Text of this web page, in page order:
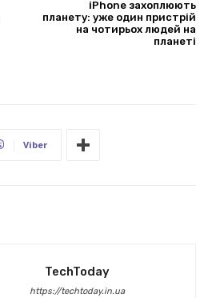
iPhone захоплюють
планету: уже один пристрій
на чотирьох людей на
планеті
Viber
TechToday
https://techtoday.in.ua